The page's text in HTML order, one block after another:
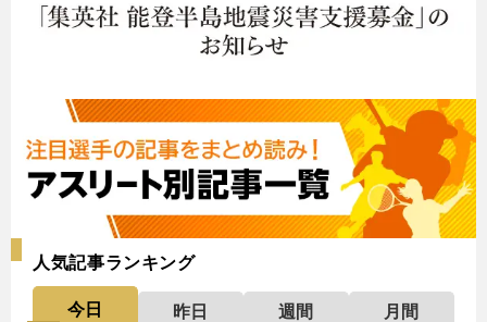
人気記事ランキング
今日 昨日 週間
月間